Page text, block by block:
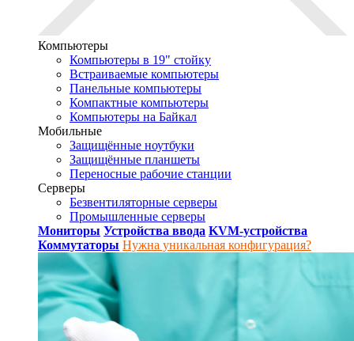
Компьютеры
Компьютеры в 19" стойкy
Встраиваемые компьютеры
Панельные компьютеры
Компактные компьютеры
Компьютеры на Байкал
Мобильные
Защищённые ноутбуки
Защищённые планшеты
Переносные рабочие станции
Серверы
Безвентиляторные серверы
Промышленные серверы
Мониторы Устройства ввода KVM-устройства
Коммутаторы Нужна уникальная конфигурация?